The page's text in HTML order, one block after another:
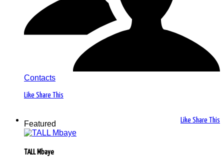
Contacts
Like Share This
Like Share This
Featured
TALL Mbaye